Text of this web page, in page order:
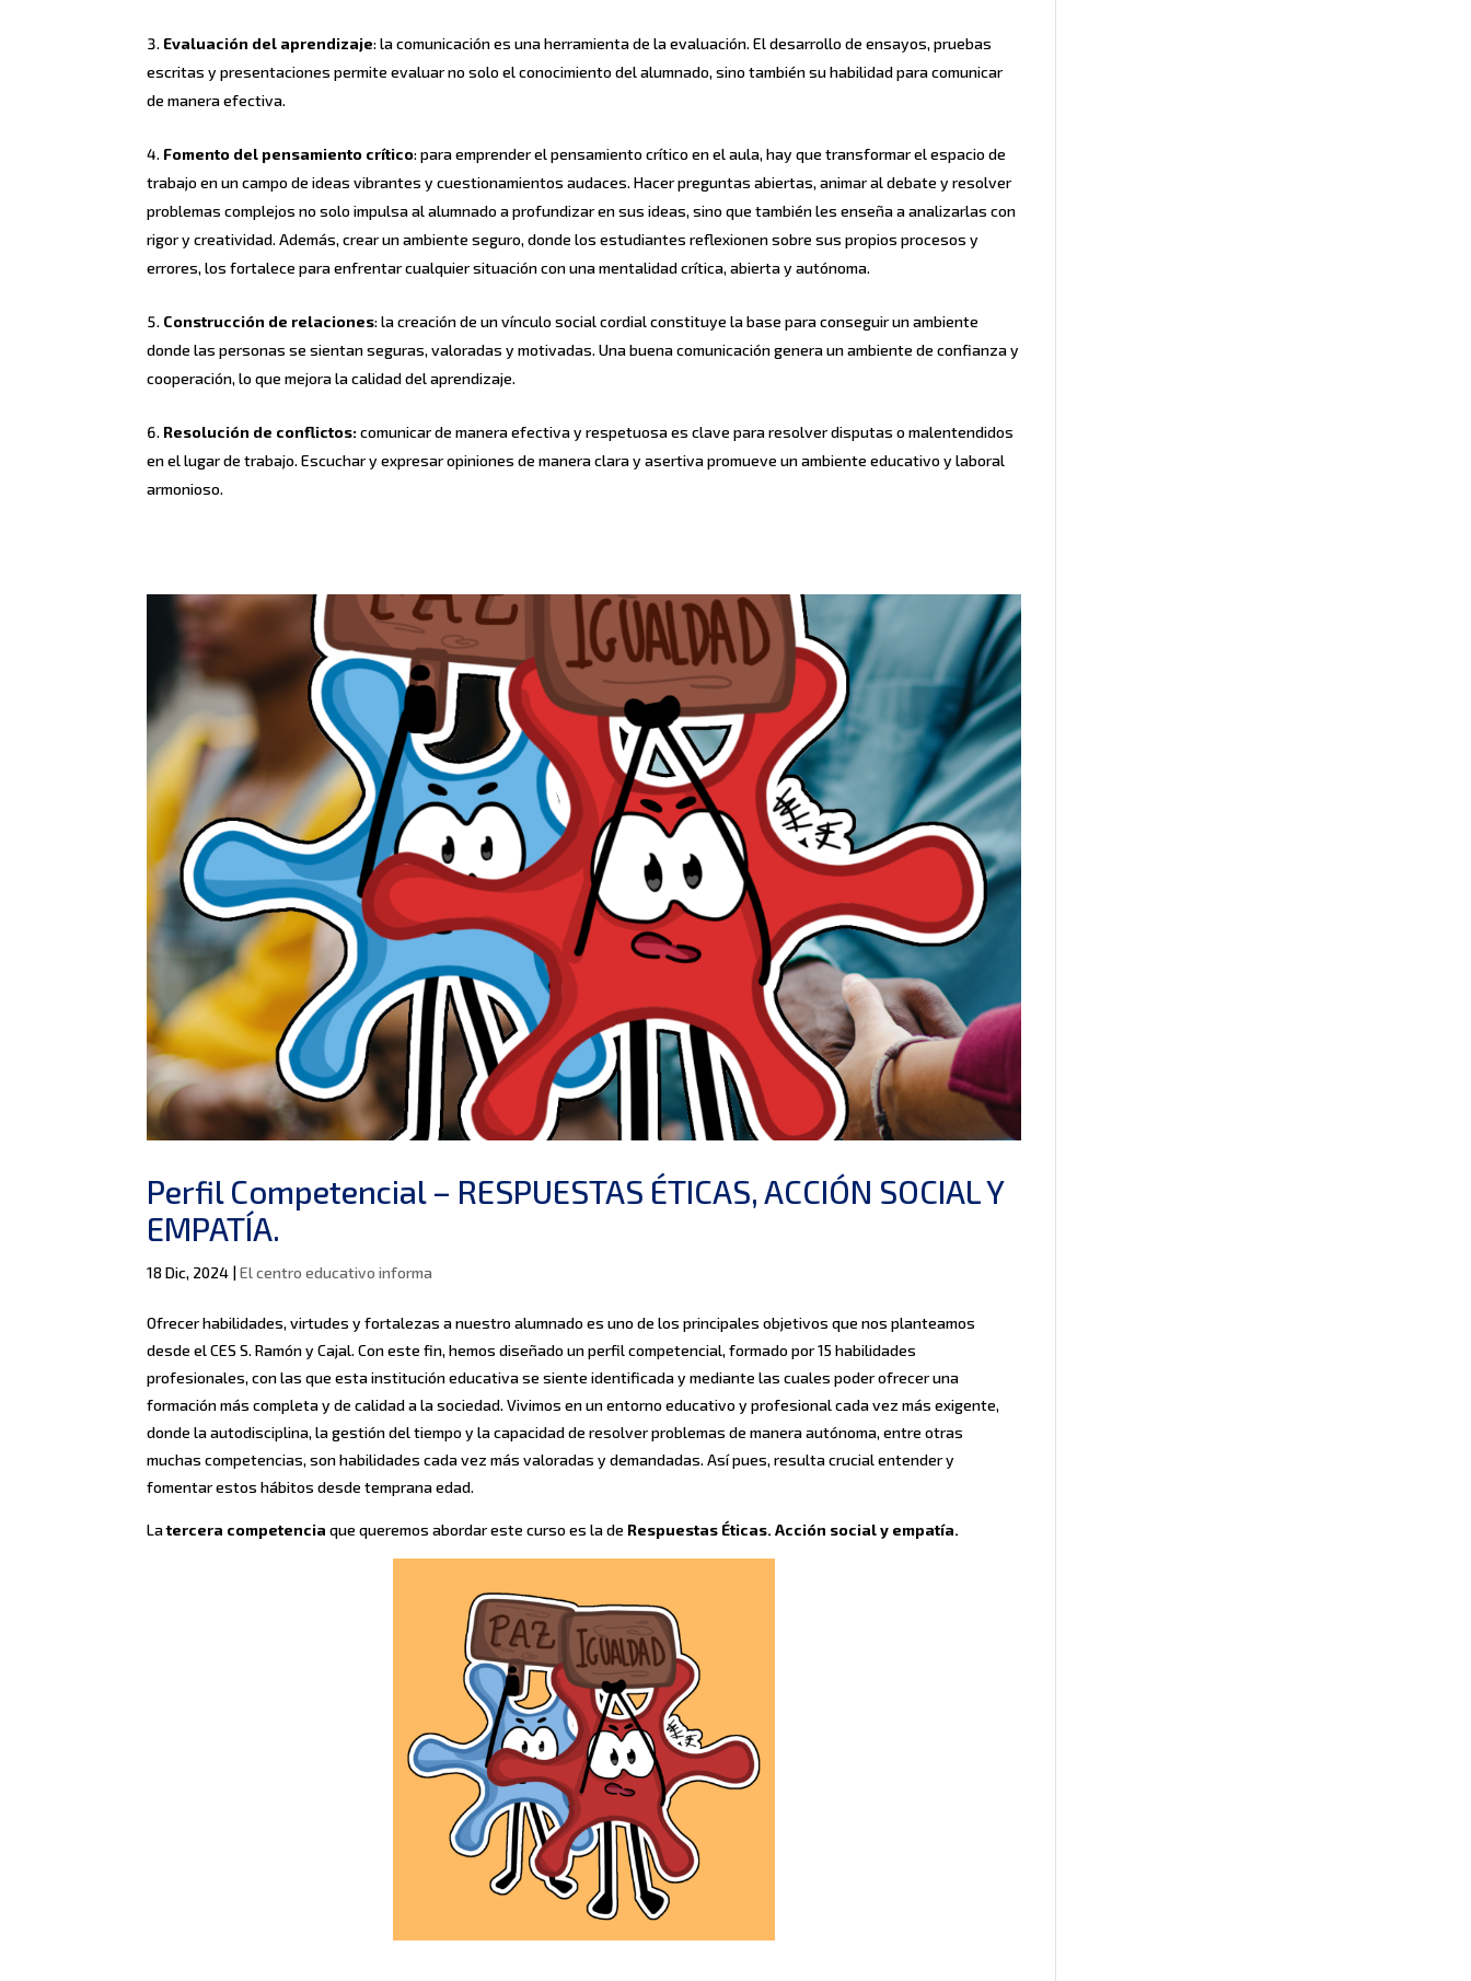
Evaluación del aprendizaje: la comunicación es una herramienta de la evaluación. El desarrollo de ensayos, pruebas
escritas y presentaciones permite evaluar no solo el conocimiento del alumnado, sino también su habilidad para comunicar
de manera efectiva.
Fomento del pensamiento crítico: para emprender el pensamiento crítico en el aula, hay que transformar el espacio de
trabajo en un campo de ideas vibrantes y cuestionamientos audaces. Hacer preguntas abiertas, animar al debate y resolver
problemas complejos no solo impulsa al alumnado a profundizar en sus ideas, sino que también les enseña a analizarlas con
rigor y creatividad. Además, crear un ambiente seguro, donde los estudiantes reflexionen sobre sus propios procesos y
errores, los fortalece para enfrentar cualquier situación con una mentalidad crítica, abierta y autónoma.
Construcción de relaciones: la creación de un vínculo social cordial constituye la base para conseguir un ambiente
donde las personas se sientan seguras, valoradas y motivadas. Una buena comunicación genera un ambiente de confianza y
cooperación, lo que mejora la calidad del aprendizaje.
Resolución de conflictos:comunicar de manera efectiva y respetuosa es clave para resolver disputas o malentendidos
en el lugar de trabajo. Escuchar y expresar opiniones de manera clara y asertiva promueve un ambiente educativo y laboral
armonioso.
Perfil Competencial – RESPUESTAS ÉTICAS, ACCIÓN SOCIAL Y
EMPATÍA.
18 Dic, 2024 |El centro educativo informa
Ofrecer habilidades, virtudes y fortalezas a nuestro alumnado es uno de los principales objetivos que nos planteamos
desde el CES S. Ramón y Cajal. Con este fin, hemos diseñado un perfil competencial, formado por 15 habilidades
profesionales, con las que esta institución educativa se siente identificada y mediante las cuales poder ofrecer una
formación más completa y de calidad a la sociedad. Vivimos en un entorno educativo y profesional cada vez más exigente,
donde la autodisciplina, la gestión del tiempo y la capacidad de resolver problemas de manera autónoma, entre otras
muchas competencias, son habilidades cada vez más valoradas y demandadas. Así pues, resulta crucial entender y
fomentar estos hábitos desde temprana edad.
Latercera competencia que queremos abordar este curso es la de Respuestas Éticas. Acción social y empatía.